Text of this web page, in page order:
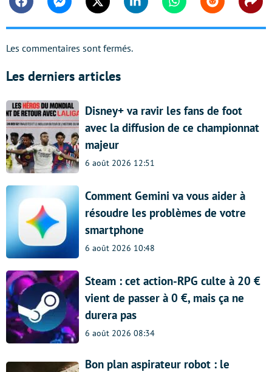
FacebookMessengerTwitter Linkedin WhatsappReddit
Les commentaires sont fermés.
Les derniers articles
Disney+ va ravir les fans de foot
avec la diffusion de ce championnat
majeur
6 août 2026 12:51
Comment Gemini va vous aider à
résoudre les problèmes de votre
smartphone
6 août 2026 10:48
Steam : cet action-RPG culte à 20 €
vient de passer à 0 €, mais ça ne
durera pas
6 août 2026 08:34
Bon plan aspirateur robot : le